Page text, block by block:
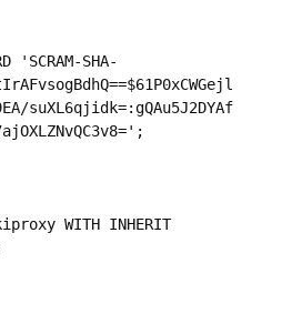
suXL6qjidk=:gQAu5J2DYAf
WITH INHERIT